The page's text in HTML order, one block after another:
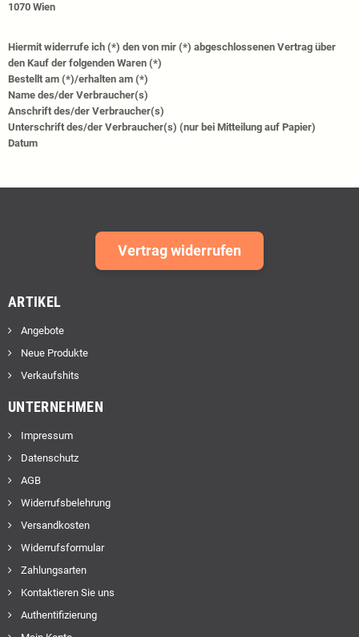
1070 Wien
Hiermit widerrufe ich (*) den von mir (*) abgeschlossenen Vertrag über
den Kauf der folgenden Waren (*)
Bestellt am (*)/erhalten am (*)
Name des/der Verbraucher(s)
Anschrift des/der Verbraucher(s)
Unterschrift des/der Verbraucher(s) (nur bei Mitteilung auf Papier)
Datum
Vertrag widerrufen
ARTIKEL
Angebote
Neue Produkte
Verkaufshits
UNTERNEHMEN
Impressum
Datenschutz
AGB
Widerrufsbelehrung
Versandkosten
Widerrufsformular
Zahlungsarten
Kontaktieren Sie uns
Authentifizierung